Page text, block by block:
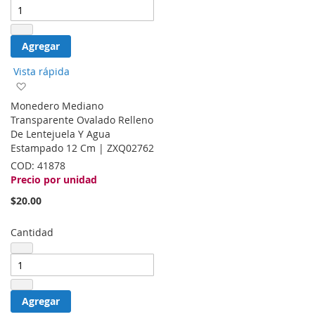
Agregar
Vista rápida
la
lista
de
deseos
Monedero Mediano
Transparente Ovalado Relleno
De Lentejuela Y Agua
Estampado 12 Cm | ZXQ02762
COD: 41878
Precio por unidad
$20.00
Cantidad
Agregar